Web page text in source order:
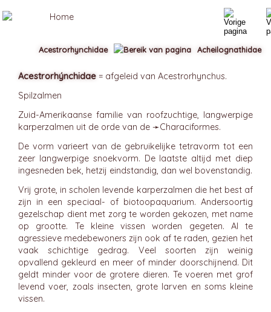
Acestrorhýnchidae = afgeleid van Acestrorhynchus.
Spilzalmen
Zuid-Amerikaanse familie van roofzuchtige, langwerpige
karperzalmen uit de orde van de ➛Characiformes.
De vorm varieert van de gebruikelijke tetravorm tot een
zeer langwerpige snoekvorm. De laatste altijd met diep
ingesneden bek, hetzij eindstandig, dan wel bovenstandig.
Vrij grote, in scholen levende karperzalmen die het best af
zijn in een speciaal- of biotoopaquarium. Andersoortig
gezelschap dient met zorg te worden gekozen, met name
op grootte. Te kleine vissen worden gegeten. Al te
agressieve medebewoners zijn ook af te raden, gezien het
vaak schichtige gedrag. Veel soorten zijn weinig
opvallend gekleurd en meer of minder doorschijnend. Dit
geldt minder voor de grotere dieren. Te voeren met grof
levend voer, zoals insecten, grote larven en soms kleine
vissen.
Acestrorhynchidae Acheilognathidae